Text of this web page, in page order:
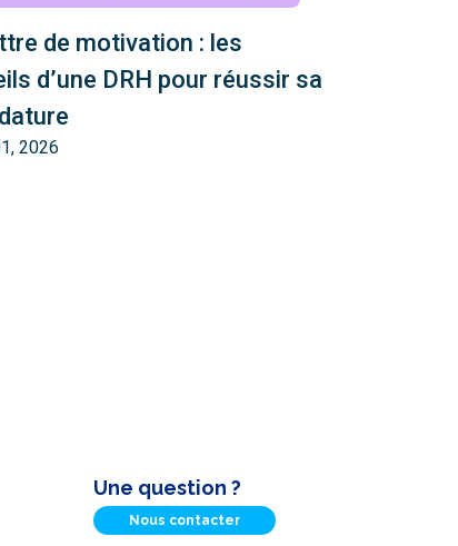
de motivation : les
d’une DRH pour réussir sa
2026
Une question ?
Nous contacter